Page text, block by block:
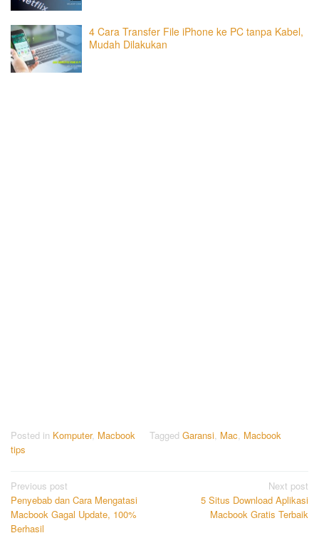
4 Cara Transfer File iPhone ke PC tanpa Kabel,
Mudah Dilakukan
Posted in Komputer, Macbook Tagged Garansi, Mac, Macbook
tips
Post
navigation
Previous post
Penyebab dan Cara Mengatasi
Macbook Gagal Update, 100%
Berhasil
Next post
5 Situs Download Aplikasi
Macbook Gratis Terbaik